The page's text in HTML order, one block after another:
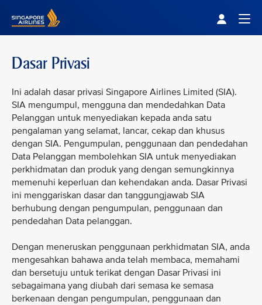
Dasar Privasi
Ini adalah dasar privasi Singapore Airlines Limited (SIA).
SIA mengumpul, mengguna dan mendedahkan Data
Pelanggan untuk menyediakan kepada anda satu
pengalaman yang selamat, lancar, cekap dan khusus
dengan SIA. Pengumpulan, penggunaan dan pendedahan
Data Pelanggan membolehkan SIA untuk menyediakan
perkhidmatan dan produk yang dengan semungkinnya
memenuhi keperluan dan kehendakan anda. Dasar Privasi
ini menggariskan dasar dan tanggungjawab SIA
berhubung dengan pengumpulan, penggunaan dan
pendedahan Data pelanggan.
Dengan meneruskan penggunaan perkhidmatan SIA, anda
mengesahkan bahawa anda telah membaca, memahami
dan bersetuju untuk terikat dengan Dasar Privasi ini
sebagaimana yang diubah dari semasa ke semasa
berkenaan dengan pengumpulan, penggunaan dan